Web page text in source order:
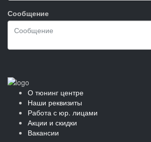
Сообщение
О тюнинг центре
Наши реквизиты
Работа с юр. лицами
Акции и скидки
Вакансии